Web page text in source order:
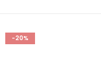
-20%